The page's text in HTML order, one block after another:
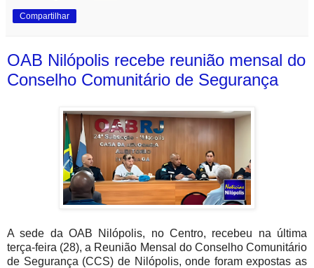
Compartilhar
OAB Nilópolis recebe reunião mensal do
Conselho Comunitário de Segurança
A sede da OAB Nilópolis, no Centro, recebeu na última
terça-feira (28), a Reunião Mensal do Conselho Comunitário
de Segurança (CCS) de Nilópolis, onde foram expostas as